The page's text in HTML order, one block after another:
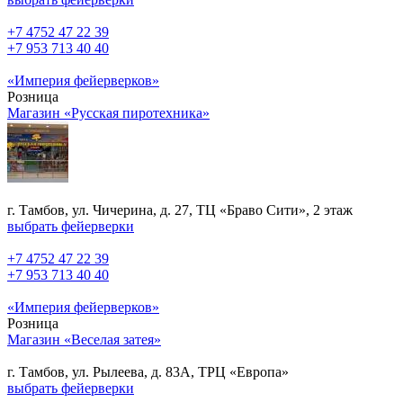
+7 4752 47 22 39
+7 953 713 40 40
«Империя фейерверков»
Розница
Магазин «Русская пиротехника»
г. Тамбов, ул. Чичерина, д. 27, ТЦ «Браво Сити», 2 этаж
выбрать фейерверки
+7 4752 47 22 39
+7 953 713 40 40
«Империя фейерверков»
Розница
Магазин «Веселая затея»
г. Тамбов, ул. Рылеева, д. 83А, ТРЦ «Европа»
выбрать фейерверки